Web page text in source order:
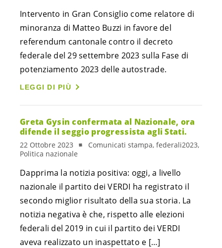
Intervento in Gran Consiglio come relatore di
minoranza di Matteo Buzzi in favore del
referendum cantonale contro il decreto
federale del 29 settembre 2023 sulla Fase di
potenziamento 2023 delle autostrade.
LEGGI DI PIÙ
Greta Gysin confermata al Nazionale, ora
difende il seggio progressista agli Stati.
22 Ottobre 2023
Comunicati stampa, federali2023,
Politica nazionale
Dapprima la notizia positiva: oggi, a livello
nazionale il partito dei VERDI ha registrato il
secondo miglior risultato della sua storia. La
notizia negativa è che, rispetto alle elezioni
federali del 2019 in cui il partito dei VERDI
aveva realizzato un inaspettato e […]